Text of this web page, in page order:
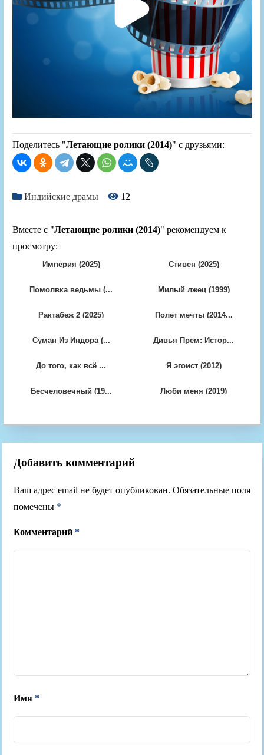
Поделитесь "Летающие ролики (2014)" с друзьями:
Индийские драмы 12
Вместе с "Летающие ролики (2014)" рекомендуем к
просмотру:
Империя (2025) Стивен (2025)
Помолвка ведьмы (... Милый лжец (1999)
Рактабеж 2 (2025) Полет мечты (2014...
Суман Из Индора (... Дивья Прем: Истор...
До того, как всё ... Я эгоист (2012)
Бесчеловечный (19... Люби меня (2019)
Добавить комментарий
Ваш адрес email не будет опубликован. Обязательные поля
помечены *
Комментарий *
Имя *